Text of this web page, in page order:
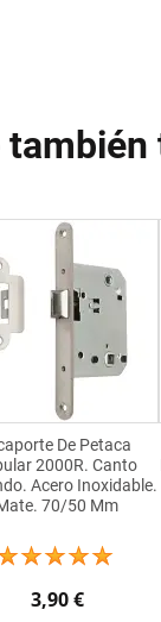
De Petaca
2000R. Canto
Acero Inoxidable.
70/50 Mm
3,90 €